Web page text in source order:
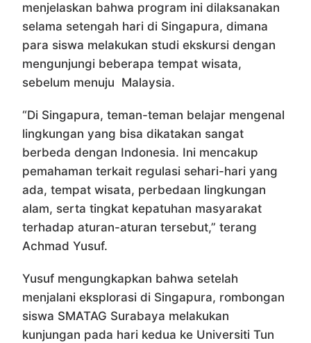
menjelaskan bahwa program ini dilaksanakan
selama setengah hari di Singapura, dimana
para siswa melakukan studi ekskursi dengan
mengunjungi beberapa tempat wisata,
sebelum menuju Malaysia.
“Di Singapura, teman-teman belajar mengenal
lingkungan yang bisa dikatakan sangat
berbeda dengan Indonesia. Ini mencakup
pemahaman terkait regulasi sehari-hari yang
ada, tempat wisata, perbedaan lingkungan
alam, serta tingkat kepatuhan masyarakat
terhadap aturan-aturan tersebut,” terang
Achmad Yusuf.
Yusuf mengungkapkan bahwa setelah
menjalani eksplorasi di Singapura, rombongan
siswa SMATAG Surabaya melakukan
kunjungan pada hari kedua ke Universiti Tun